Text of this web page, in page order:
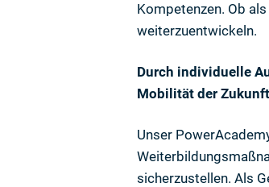
Kompetenzen. Ob
weiterzuentwickeln.
Durch individuelle
Mobilität der
Unser
sicherzustellen. Als